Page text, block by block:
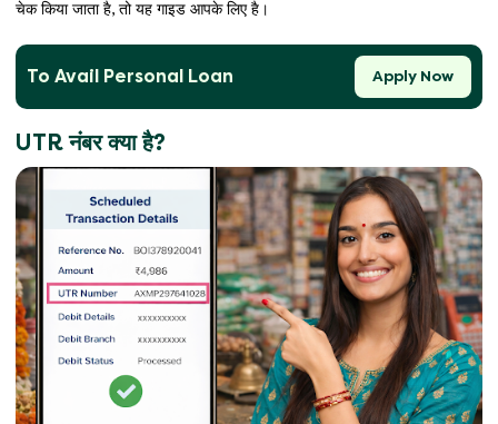
चेक किया जाता है, तो यह गाइड आपके लिए है।
To Avail Personal Loan Apply Now
UTR नंबर क्या है?